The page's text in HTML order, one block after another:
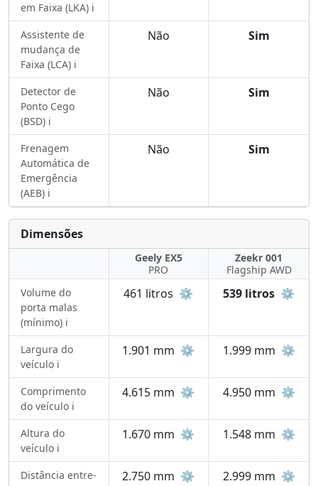
em Faixa (LKA) ℹ️
Assistente de
mudança de
Faixa (LCA) ℹ️
Não Sim
Detector de
Ponto Cego
(BSD) ℹ️
Não Sim
Frenagem
Automática de
Emergência
(AEB) ℹ️
Não Sim
Dimensões
Geely EX5
PRO
Zeekr 001
Flagship AWD
Volume do
porta malas
(mínimo) ℹ️
461 litros ⚙️ 539 litros ⚙️
Largura do
veículo ℹ️
1.901 mm ⚙️ 1.999 mm ⚙️
Comprimento
do veículo ℹ️
4.615 mm ⚙️ 4.950 mm ⚙️
Altura do
veículo ℹ️
1.670 mm ⚙️ 1.548 mm ⚙️
Distância entre-
2.750 mm ⚙️ 2.999 mm ⚙️